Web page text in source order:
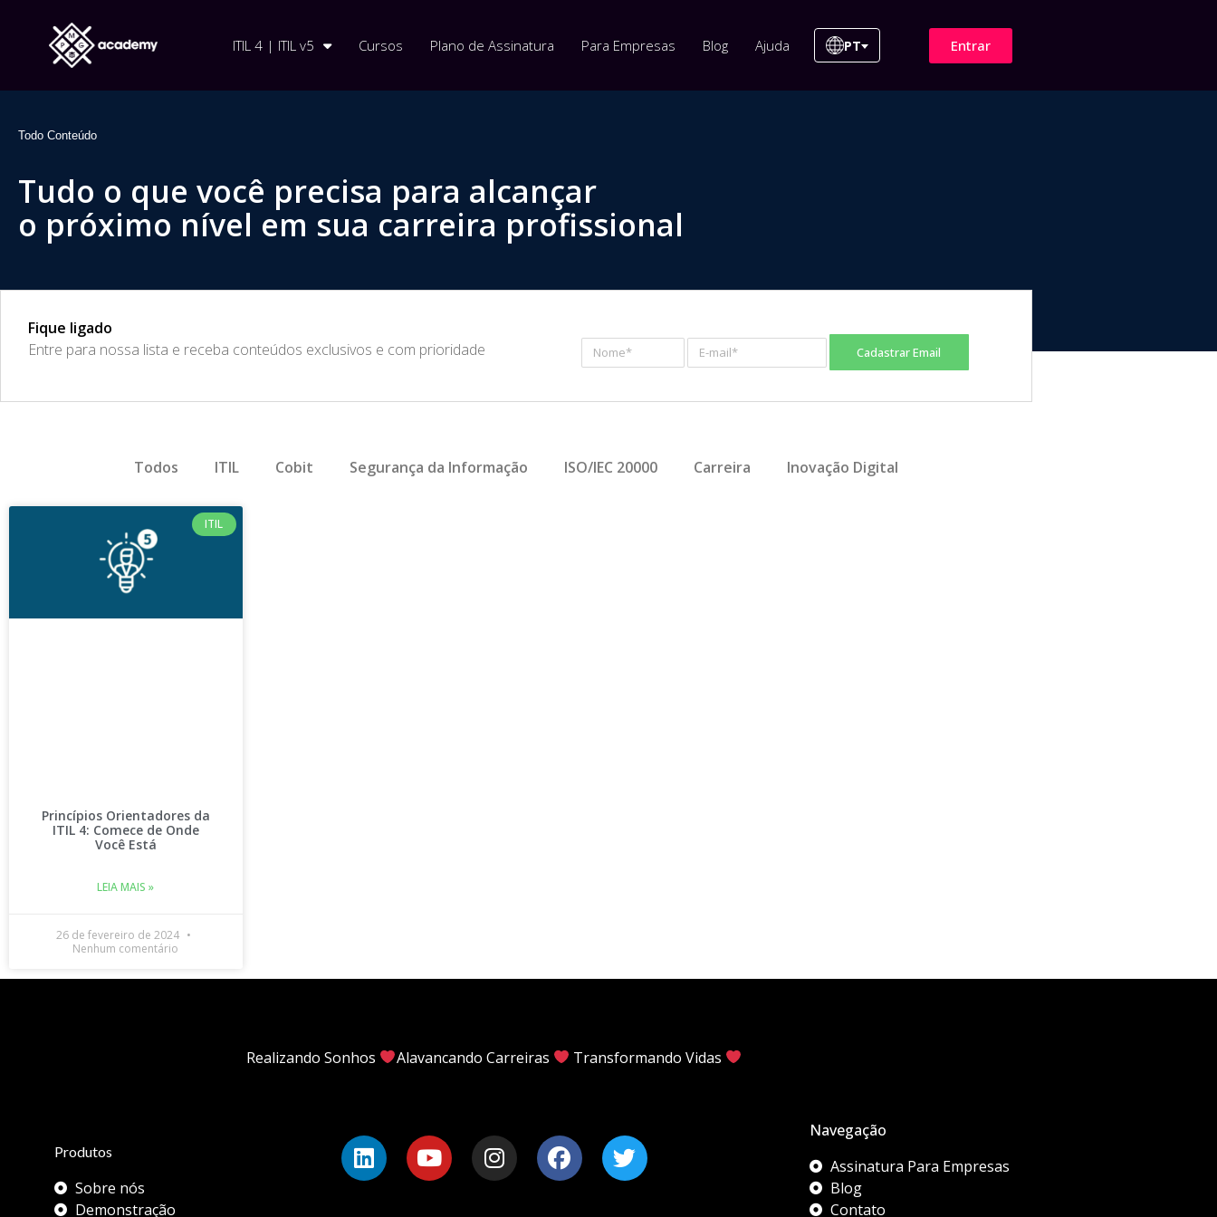
ITIL 4 | ITIL v5 Cursos Plano de Assinatura Para Empresas Blog Ajuda PT Entrar
Todo Conteúdo
Tudo o que você precisa para alcançar
o próximo nível em sua carreira profissional
Fique ligado
​Entre para nossa lista e receba conteúdos exclusivos e com prioridade
Cadastrar Email
Todos ITIL Cobit Segurança da Informação ISO/IEC 20000 Carreira Inovação Digital
ITIL
Princípios Orientadores da
ITIL 4: Comece de Onde
Você Está
LEIA MAIS »
26 de fevereiro de 2024
Nenhum comentário
Produtos
Sobre nós
Demonstração
Realizando Sonhos Alavancando Carreiras Transformando Vidas
Navegação
Assinatura Para Empresas
Blog
Contato